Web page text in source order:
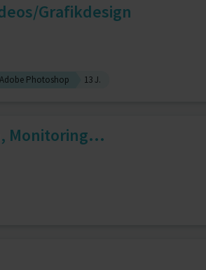
Grafikdesign
Adobe Photoshop 13 J.
Monitoring...